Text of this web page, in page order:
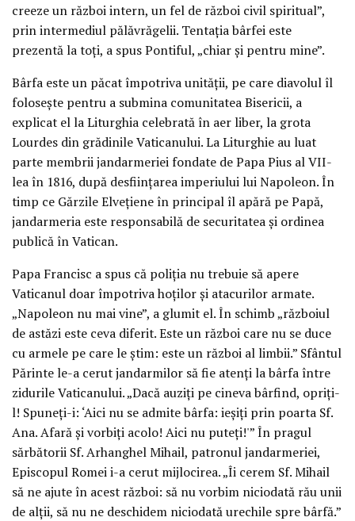
creeze un război intern, un fel de război civil spiritual”,
prin intermediul pălăvrăgelii. Tentaţia bârfei este
prezentă la toţi, a spus Pontiful, „chiar şi pentru mine”.
Bârfa este un păcat împotriva unităţii, pe care diavolul îl
foloseşte pentru a submina comunitatea Bisericii, a
explicat el la Liturghia celebrată în aer liber, la grota
Lourdes din grădinile Vaticanului. La Liturghie au luat
parte membrii jandarmeriei fondate de Papa Pius al VII-
lea în 1816, după desfiinţarea imperiului lui Napoleon. În
timp ce Gărzile Elveţiene în principal îl apără pe Papă,
jandarmeria este responsabilă de securitatea şi ordinea
publică în Vatican.
Papa Francisc a spus că poliţia nu trebuie să apere
Vaticanul doar împotriva hoţilor şi atacurilor armate.
„Napoleon nu mai vine”, a glumit el. În schimb „războiul
de astăzi este ceva diferit. Este un război care nu se duce
cu armele pe care le ştim: este un război al limbii.” Sfântul
Părinte le-a cerut jandarmilor să fie atenţi la bârfa între
zidurile Vaticanului. „Dacă auziţi pe cineva bârfind, opriţi-
l! Spuneţi-i: ‘Aici nu se admite bârfa: ieşiţi prin poarta Sf.
Ana. Afară şi vorbiţi acolo! Aici nu puteţi!'” În pragul
sărbătorii Sf. Arhanghel Mihail, patronul jandarmeriei,
Episcopul Romei i-a cerut mijlocirea. „Îi cerem Sf. Mihail
să ne ajute în acest război: să nu vorbim niciodată rău unii
de alţii, să nu ne deschidem niciodată urechile spre bârfă.”